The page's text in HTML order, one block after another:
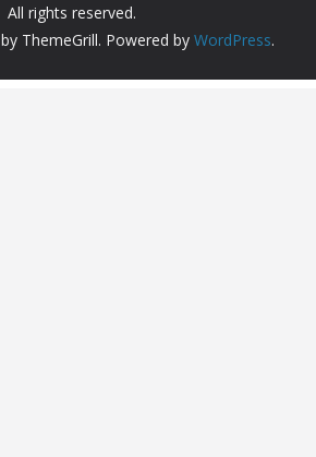
All rights reserved.
by ThemeGrill. Powered by WordPress.